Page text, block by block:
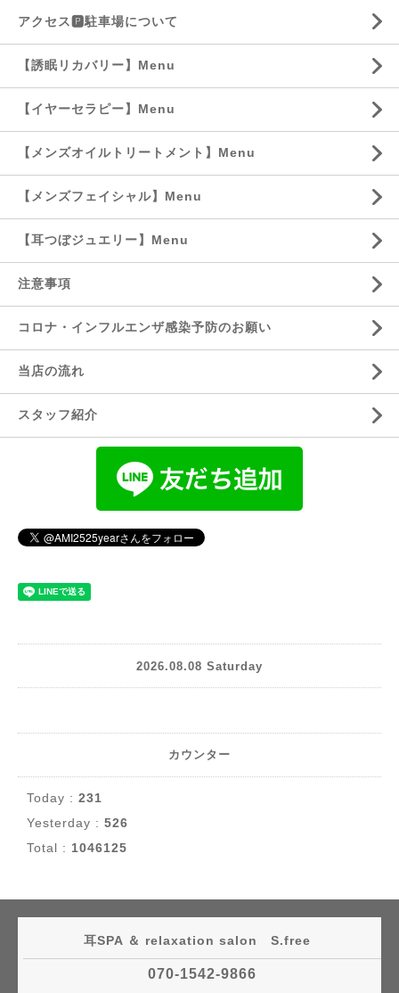
アクセス🅿️駐車場について
【誘眠リカバリー】Menu
【イヤーセラピー】Menu
【メンズオイルトリートメント】Menu
【メンズフェイシャル】Menu
【耳つぼジュエリー】Menu
注意事項
コロナ・インフルエンザ感染予防のお願い
当店の流れ
スタッフ紹介
2026.08.08 Saturday
カウンター
Today : 231
Yesterday : 526
Total : 1046125
耳SPA ＆ relaxation salon S.free
070-1542-9866